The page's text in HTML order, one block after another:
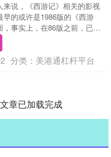
来说，《西游记》相关的影视
早的或许是1986版的《西游
，事实上，在86版之前，已经
西游记》主题的影视作品问
....
分类： 美港通杠杆平台
章已加载完成